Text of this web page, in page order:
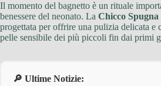
Il momento del bagnetto è un rituale
benessere del neonato. La Chicco
progettata per offrire una pulizia delicata e
pelle sensibile dei più piccoli fin dai primi
🔎 Ultime Notizie: